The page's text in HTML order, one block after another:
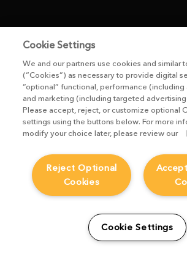
Cookie Settings
We and our partners use cookies and similar
(“Cookies”) as necessary to provide digital
“optional” functional, performance (including
and marketing (including targeted
Please accept, reject, or customize optional
settings using the buttons below. For more
modify your choice later, please review our
Reject Optional
Cookies
Cookie Settings